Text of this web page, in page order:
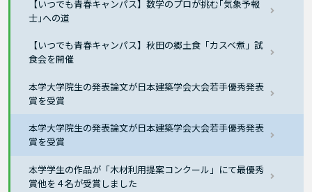
【いつでも青春キャンパス】数学のプロが挑む｢気象予報
士｣への道
【いつでも青春キャンパス】秋田の郷土食「カスベ煮」試
食会を開催
本学大学院生の発表論文が日本建築学会大会若手優秀発表
賞を受賞
本学大学院生の発表論文が日本建築学会大会若手優秀発表
賞を受賞
本学学生の作品が「木材利用提案コンクール」にて最優秀
賞他を４名が受賞しました